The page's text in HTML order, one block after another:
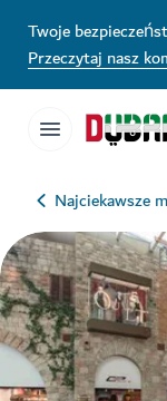
Twoje
Przeczytaj nasz
Najciekawsze